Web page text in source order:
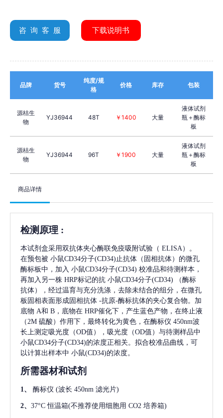
咨 询 客 服 下载说明书
品牌 货号
纯度/规
格
价格 库存 包装
源桔生
物
YJ36944 48T ￥1400 大量
液体试剂
瓶＋酶标
板
源桔生
物
YJ36944 96T ￥1900 大量
液体试剂
瓶＋酶标
板
商品详情
检测原理 :
本试剂盒采用双抗体夹心酶联免疫吸附试验（ ELISA）。
在预包被 小鼠CD34分子(CD34)止抗体（固相抗体）的微孔
酶标板中，加入 小鼠CD34分子(CD34) 校准品和待测样本，
再加入另一株 HRP标记的抗 小鼠CD34分子(CD34)
（酶标
抗体），经过温育与充分洗涤，去除未结合的组分，在微孔
板固相表面形成固相抗体 -抗原-酶标抗体的夹心复合物。加
底物 A和 B，底物在 HRP催化下，产生蓝色产物，在终止液
（2M 硫酸）作用下，最终转化为黄色，在酶标仪 450nm波
长上测定吸光度（OD值），吸光度（OD值）与待测样品中
小鼠CD34分子(CD34)的浓度正相关。拟合校准品曲线，可
以计算出样本中 小鼠(CD34)的浓度。
所需器材和试剂
1、 酶标仪 (波长 450nm 滤光片)
2、 37°C 恒温箱(不推荐使用细胞用 CO2 培养箱)